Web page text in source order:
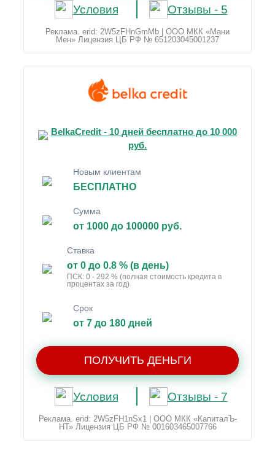
Условия Отзывы - 5
Реклама. erid: 2W5zFHnGmMb | ООО МКК «Мани
Мен» Лицензия ЦБ РФ № 651203045001237
BelkaCredit - 10 дней бесплатно до 10 000
руб.
Новым клиентам
БЕСПЛАТНО
Сумма
от 1000 до 100000 руб.
Ставка
от 0 до 0.8 % (в день)
ПСК: 0 - 292 % (полная стоимость кредита в
процентах за год)
Срок
от 7 до 180 дней
ПОЛУЧИТЬ ДЕНЬГИ
Условия Отзывы - 7
Реклама. erid: 2W5zFH1nSx1 | ООО МКК «КапиталЪ-
НТ» Лицензия ЦБ РФ № 001603465007766